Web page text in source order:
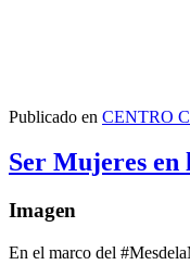
Publicado en CENTRO
Ser Mujeres en
Imagen
En el marco del